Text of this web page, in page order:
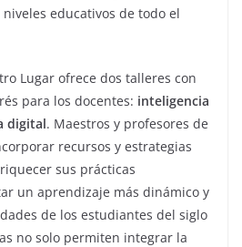
educativos de todo el
Lugar ofrece dos talleres con
para los docentes: inteligencia
digital. Maestros y profesores de
recursos y estrategias
sus prácticas
un aprendizaje más dinámico y
de los estudiantes del siglo
no solo permiten integrar la